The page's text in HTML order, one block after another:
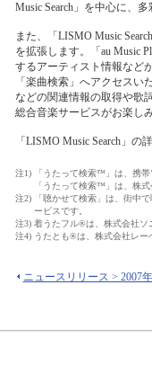
Music Search」を中心に、
また、「LISMO Music
を拡張します。「au Music
するアーティスト情報など
「楽曲検索」へアクセスい
などの関連情報の取得や歌
総合音楽サービスがお楽し
「LISMO Music Search」の
注1)
「うたって検索™」は、携
「うたって検索™」は、株
注2)
「聴かせて検索」は、街中
ービスです。
注3) 着うたフル®は、株式会社ソ
注4) うたとも®は、株式会社レー
ニュースリリース > 2007年